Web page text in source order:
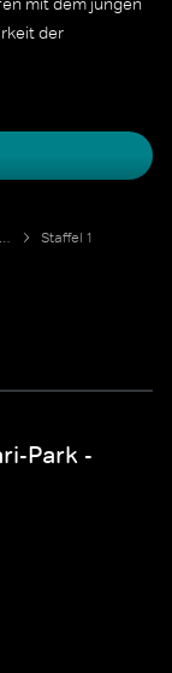
der
Knowsley-Safari-Park - Geheime Einblicke
Staffel 1
Park -